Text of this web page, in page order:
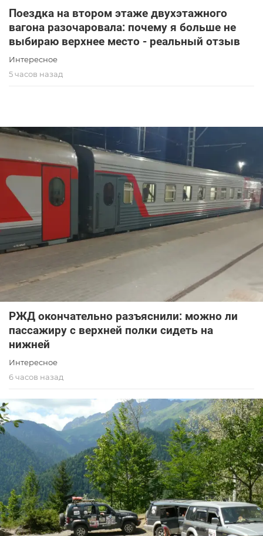
Поездка на втором этаже двухэтажного
вагона разочаровала: почему я больше не
выбираю верхнее место - реальный отзыв
Интересное
5 часов назад
РЖД окончательно разъяснили: можно ли
пассажиру с верхней полки сидеть на
нижней
Интересное
6 часов назад